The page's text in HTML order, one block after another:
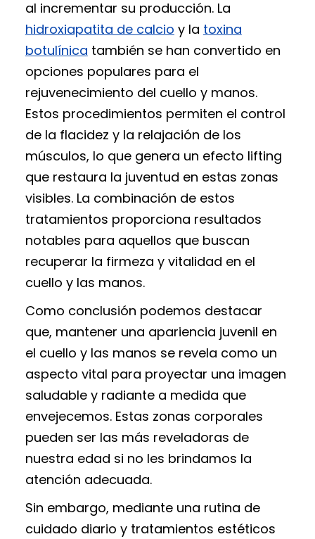
al incrementar su producción. La
hidroxiapatita de calcio y la toxina
botulínica también se han convertido en
opciones populares para el
rejuvenecimiento del cuello y manos.
Estos procedimientos permiten el control
de la flacidez y la relajación de los
músculos, lo que genera un efecto lifting
que restaura la juventud en estas zonas
visibles. La combinación de estos
tratamientos proporciona resultados
notables para aquellos que buscan
recuperar la firmeza y vitalidad en el
cuello y las manos.
Como conclusión podemos destacar
que, mantener una apariencia juvenil en
el cuello y las manos se revela como un
aspecto vital para proyectar una imagen
saludable y radiante a medida que
envejecemos. Estas zonas corporales
pueden ser las más reveladoras de
nuestra edad si no les brindamos la
atención adecuada.
Sin embargo, mediante una rutina de
cuidado diario y tratamientos estéticos